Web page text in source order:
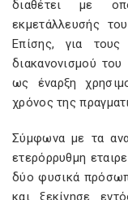
διαθέτει με
εκμετάλλευσής
Επίσης, για
διακανονισμού
ως έναρξη
χρόνος της
Σύμφωνα με τα
ετερόρρυθμη
δύο φυσικά
και ξεκίνησε